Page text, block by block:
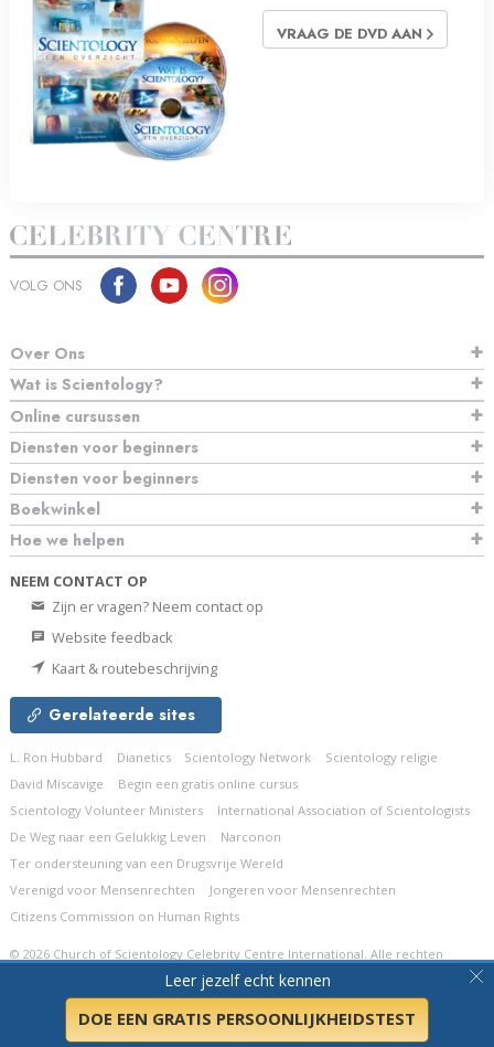
VRAAG DE DVD AAN
Leer jezelf echt kennen
DOE EEN GRATIS PERSOONLIJKHEIDSTEST
VOLG ONS
Over Ons
Wat is Scientology?
Online cursussen
Diensten voor beginners
Diensten voor beginners
Boekwinkel
Hoe we helpen
NEEM CONTACT OP
Zijn er vragen? Neem contact op
Website feedback
Kaart & routebeschrijving
Gerelateerde sites
L. Ron Hubbard Dianetics Scientology Network
Scientology religie
David Miscavige
Begin een gratis online cursus
Scientology Volunteer Ministers
International Association of Scientologists
De Weg naar een Gelukkig Leven
Narconon
Ter ondersteuning van een Drugsvrije Wereld
Verenigd voor Mensenrechten
Jongeren voor Mensenrechten
Citizens Commission on Human Rights
© 2026 Church of Scientology Celebrity Centre International. Alle rechten
Privacybeleid Cookiebeleid •